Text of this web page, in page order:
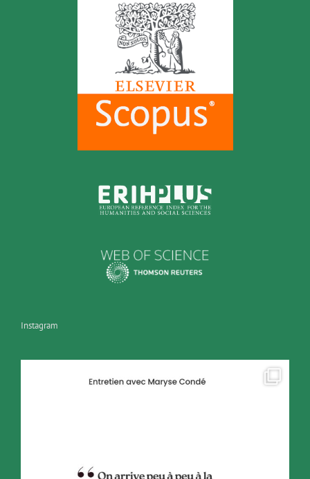
Instagram